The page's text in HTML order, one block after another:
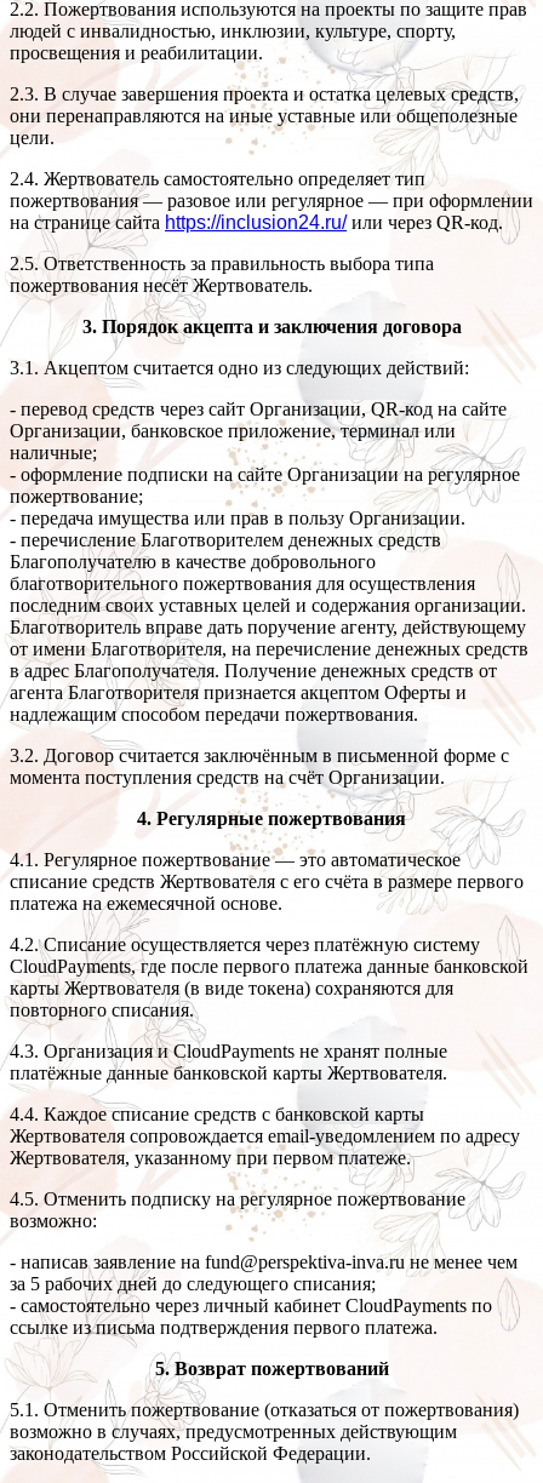
2.2. Пожертвования используются на проекты по защите прав
людей с инвалидностью, инклюзии, культуре, спорту,
просвещения и реабилитации.
2.3. В случае завершения проекта и остатка целевых средств,
они перенаправляются на иные уставные или общеполезные
цели.
2.4. Жертвователь самостоятельно определяет тип
пожертвования — разовое или регулярное — при оформлении
на странице сайта https://inclusion24.ru/или через QR-код.
2.5. Ответственность за правильность выбора типа
пожертвования несёт Жертвователь.
3. Порядок акцепта и заключения договора
3.1. Акцептом считается одно из следующих действий:
- перевод средств через сайт Организации, QR-код на сайте
Организации, банковское приложение, терминал или
наличные;
- оформление подписки на сайте Организации на регулярное
пожертвование;
- передача имущества или прав в пользу Организации.
- перечисление Благотворителем денежных средств
Благополучателю в качестве добровольного
благотворительного пожертвования для осуществления
последним своих уставных целей и содержания организации.
Благотворитель вправе дать поручение агенту, действующему
от имени Благотворителя, на перечисление денежных средств
в адрес Благополучателя. Получение денежных средств от
агента Благотворителя признается акцептом Оферты и
надлежащим способом передачи пожертвования.
3.2. Договор считается заключённым в письменной форме с
момента поступления средств на счёт Организации.
4. Регулярные пожертвования
4.1. Регулярное пожертвование — это автоматическое
списание средств Жертвователя с его счёта в размере первого
платежа на ежемесячной основе.
4.2. Списание осуществляется через платёжную систему
CloudPayments, где после первого платежа данные банковской
карты Жертвователя (в виде токена) сохраняются для
повторного списания.
4.3. Организация и CloudPayments не хранят полные
платёжные данные банковской карты Жертвователя.
4.4. Каждое списание средств с банковской карты
Жертвователя сопровождается email-уведомлением по адресу
Жертвователя, указанному при первом платеже.
4.5. Отменить подписку на регулярное пожертвование
возможно:
- написав заявление на fund@perspektiva-inva.ru не менее чем
за 5 рабочих дней до следующего списания;
- самостоятельно через личный кабинет CloudPayments по
ссылке из письма подтверждения первого платежа.
5. Возврат пожертвований
5.1. Отменить пожертвование (отказаться от пожертвования)
возможно в случаях, предусмотренных действующим
законодательством Российской Федерации.